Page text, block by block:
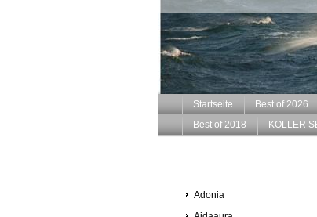
Startseite Best of 2026
Best of 2018
KOLLER
Adonia